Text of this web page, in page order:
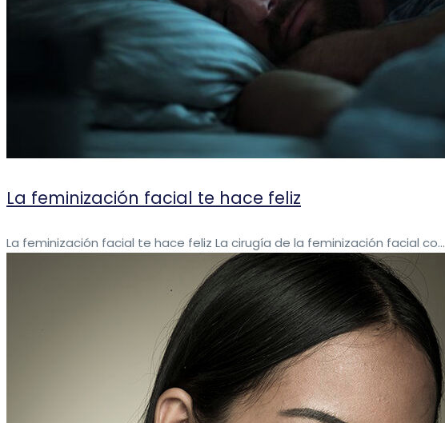
La feminización facial te hace feliz
La feminización facial te hace feliz La cirugía de la feminización facial co...